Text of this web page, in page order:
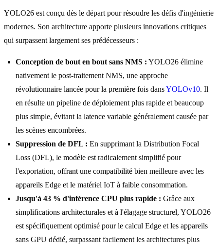
YOLO26 est conçu dès le départ pour résoudre les défis d'ingénierie
modernes. Son architecture apporte plusieurs innovations critiques
qui surpassent largement ses prédécesseurs :
Conception de bout en bout sans NMS : YOLO26 élimine
nativement le post-traitement NMS, une approche
révolutionnaire lancée pour la première fois dansYOLOv10. Il
en résulte un pipeline de déploiement plus rapide et beaucoup
plus simple, évitant la latence variable généralement causée par
les scènes encombrées.
Suppression de DFL : En supprimant la Distribution Focal
Loss (DFL), le modèle est radicalement simplifié pour
l'exportation, offrant une compatibilité bien meilleure avec les
appareils Edge et le matériel IoT à faible consommation.
Jusqu'à 43 % d'inférence CPU plus rapide : Grâce aux
simplifications architecturales et à l'élagage structurel, YOLO26
est spécifiquement optimisé pour le calcul Edge et les appareils
sans GPU dédié, surpassant facilement les architectures plus